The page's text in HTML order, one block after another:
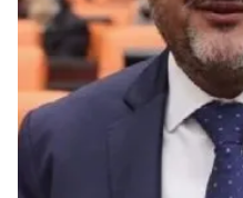
Çerezlere ilişkin tercihlerinizi
vasıtasıyla
için Ayarlar butonuna
Metnimizi
ziyaret
6698 sayılı Kişisel Verilerin
hazırlanmış Aydınlatma